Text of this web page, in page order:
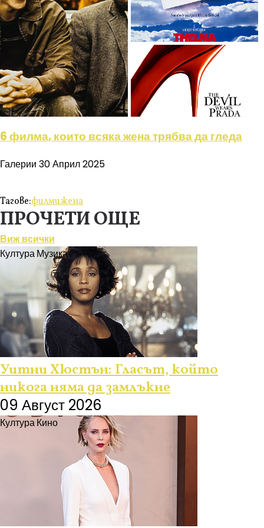
6 филма, които всяка жена трябва да гледа
Галерии 30 Април 2025
Тагове:филмижена
ПРОЧЕТИ ОЩЕ
Виж всички
КултураМузика
Уитни Хюстън: Гласът, който
никога няма да замлъкне
09 Август 2026
КултураКино